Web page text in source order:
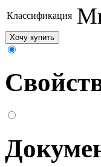
Классификация
Хочу купить